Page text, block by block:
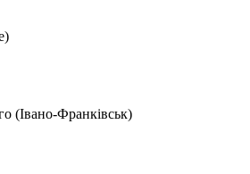
(Івано-Франківськ)